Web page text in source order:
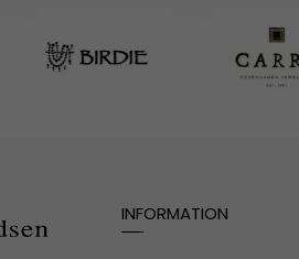
INFORMATION